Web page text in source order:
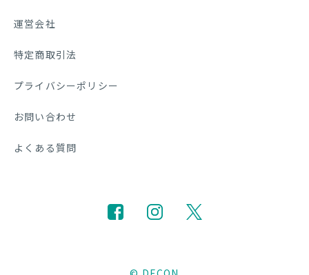
運営会社
特定商取引法
プライバシーポリシー
お問い合わせ
よくある質問